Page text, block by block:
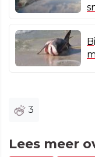
3
Lees meer